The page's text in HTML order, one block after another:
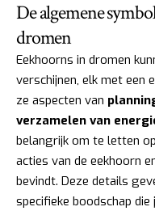
De algemene
dromen
Eekhoorns in dromen
verschijnen, elk met een
ze aspecten van
verzamelen van
belangrijk om te letten
acties van de eekhoorn
bevindt. Deze details
specifieke boodschap